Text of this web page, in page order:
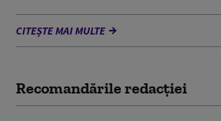
CITEȘTE MAI MULTE
Recomandările redacţiei